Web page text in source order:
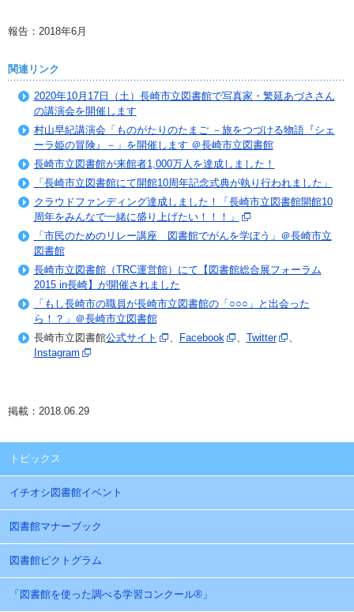
報告：2018年6月
関連リンク
2020年10月17日（土）長崎市立図書館で写真家・繁延あづささん
の講演会を開催します
村山早紀講演会「ものがたりのたまご －旅をつづける物語『シェ
ーラ姫の冒険』－」を開催します ＠長崎市立図書館
長崎市立図書館が来館者1,000万人を達成しました！
「長崎市立図書館にて開館10周年記念式典が執り行われました」
クラウドファンディング達成しました！「長崎市立図書館開館10
周年をみんなで一緒に盛り上げたい！！！」
「市民のためのリレー講座 図書館でがんを学ぼう」＠長崎市立
図書館
長崎市立図書館（TRC運営館）にて【図書館総合展フォーラム
2015 in長崎】が開催されました
「もし長崎市の職員が長崎市立図書館の「○○○」と出会った
ら！？」＠長崎市立図書館
長崎市立図書館公式サイト 、 Facebook 、 Twitter
、
Instagram
掲載：2018.06.29
トピックス
イチオシ図書館イベント
図書館マナーブック
図書館ピクトグラム
「図書館を使った調べる学習コンクール®」